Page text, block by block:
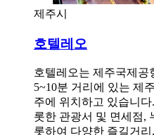
제주시
호텔레오
호텔레오는 제주국제공
5~10분 거리에 있는 제
주에 위치하고 있습니
롯한 관광서 및 면세점,
롯하여 다양한 즐길거